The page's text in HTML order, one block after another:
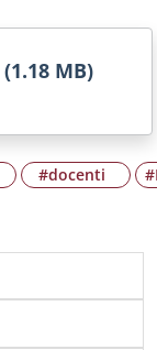
(1.18 MB)
#docenti